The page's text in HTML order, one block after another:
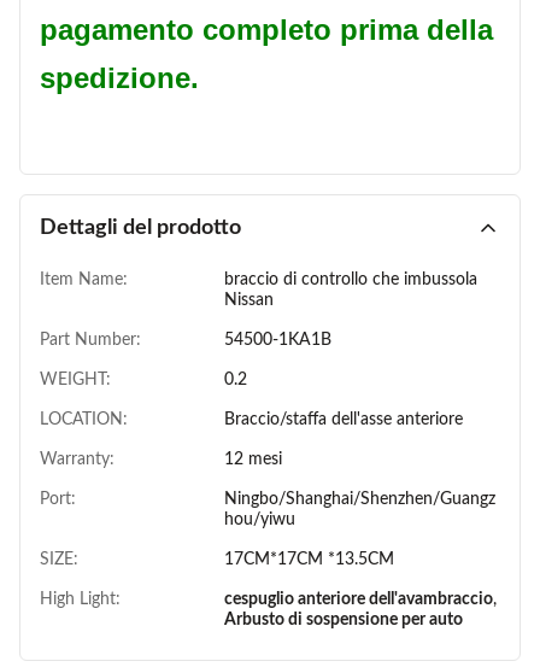
pagamento completo prima della
spedizione.
Dettagli del prodotto
Item Name:
braccio di controllo che imbussola
Nissan
Part Number: 54500-1KA1B
WEIGHT: 0.2
LOCATION: Braccio/staffa dell'asse anteriore
Warranty: 12 mesi
Port:
Ningbo/Shanghai/Shenzhen/Guangz
hou/yiwu
SIZE: 17CM*17CM *13.5CM
High Light: cespuglio anteriore dell'avambraccio,
Arbusto di sospensione per auto